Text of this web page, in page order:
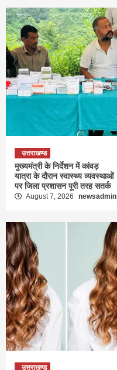
उत्तराखण्ड
मुख्यमंत्री के निर्देशन में कांवड़
यात्रा के दौरान स्वास्थ्य व्यवस्थाओं
पर जिला प्रशासन पूरी तरह सतर्क
August 7, 2026 newsadmin
उत्तराखण्ड